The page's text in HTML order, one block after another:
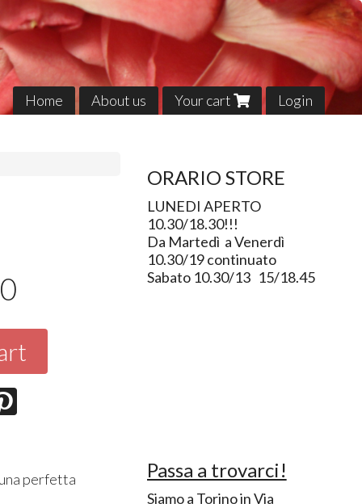
Home About us Your cart Login
perfetta
ORARIO STORE
LUNEDI APERTO
10.30/18.30!!!
Da Martedì a Venerdì
10.30/19 continuato
Sabato 10.30/13 15/18.45
Passa a trovarci!
Siamo a Torino in Via